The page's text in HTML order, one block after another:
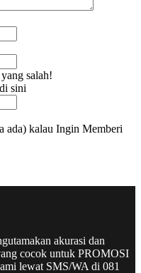
salah!
sini
ada) kalau Ingin Memberi
akurasi dan
cocok untuk PROMOSI
lewat SMS/WA di 081